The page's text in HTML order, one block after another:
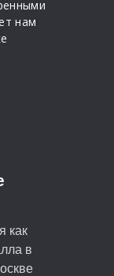
нам
как
в